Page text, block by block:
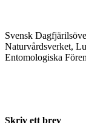
Svensk
Naturvårdsverket,
Entomologiska
Skriv ett brev